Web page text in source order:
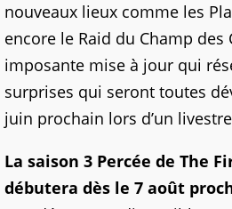
nouveaux lieux comme les
encore le Raid du Champ des
imposante mise à jour qui
surprises qui seront toutes
juin prochain lors d’un
La saison 3 Percée de The
débutera dès le 7 août